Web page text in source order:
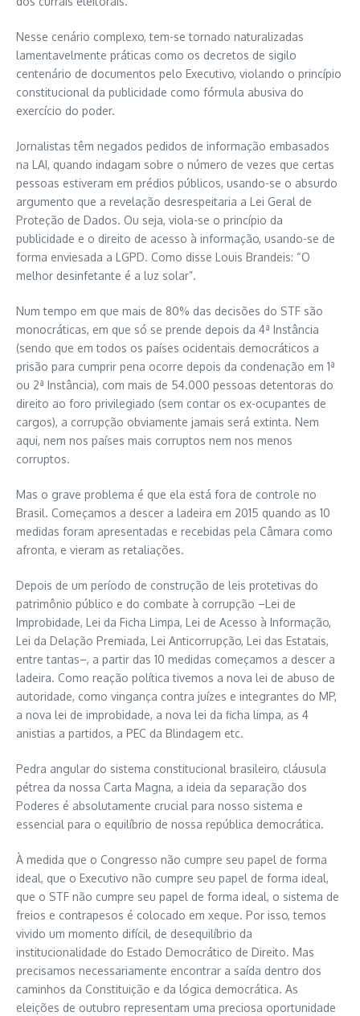
Nesse cenário complexo, tem-se tornado naturalizadas
lamentavelmente práticas como os decretos de sigilo
centenário de documentos pelo Executivo, violando o princípio
constitucional da publicidade como fórmula abusiva do
exercício do poder.
Jornalistas têm negados pedidos de informação embasados
na LAI, quando indagam sobre o número de vezes que certas
pessoas estiveram em prédios públicos, usando-se o absurdo
argumento que a revelação desrespeitaria a Lei Geral de
Proteção de Dados. Ou seja, viola-se o princípio da
publicidade e o direito de acesso à informação, usando-se de
forma enviesada a LGPD. Como disse Louis Brandeis: “O
melhor desinfetante é a luz solar”.
Num tempo em que mais de 80% das decisões do STF são
monocráticas, em que só se prende depois da 4ª Instância
(sendo que em todos os países ocidentais democráticos a
prisão para cumprir pena ocorre depois da condenação em 1ª
ou 2ª Instância), com mais de 54.000 pessoas detentoras do
direito ao foro privilegiado (sem contar os ex-ocupantes de
cargos), a corrupção obviamente jamais será extinta. Nem
aqui, nem nos países mais corruptos nem nos menos
corruptos.
Mas o grave problema é que ela está fora de controle no
Brasil. Começamos a descer a ladeira em 2015 quando as 10
medidas foram apresentadas e recebidas pela Câmara como
afronta, e vieram as retaliações.
Depois de um período de construção de leis protetivas do
patrimônio público e do combate à corrupção –Lei de
Improbidade, Lei da Ficha Limpa, Lei de Acesso à Informação,
Lei da Delação Premiada, Lei Anticorrupção, Lei das Estatais,
entre tantas–, a partir das 10 medidas começamos a descer a
ladeira. Como reação política tivemos a nova lei de abuso de
autoridade, como vingança contra juízes e integrantes do MP,
a nova lei de improbidade, a nova lei da ficha limpa, as 4
anistias a partidos, a PEC da Blindagem etc.
Pedra angular do sistema constitucional brasileiro, cláusula
pétrea da nossa Carta Magna, a ideia da separação dos
Poderes é absolutamente crucial para nosso sistema e
essencial para o equilíbrio de nossa república democrática.
À medida que o Congresso não cumpre seu papel de forma
ideal, que o Executivo não cumpre seu papel de forma ideal,
que o STF não cumpre seu papel de forma ideal, o sistema de
freios e contrapesos é colocado em xeque. Por isso, temos
vivido um momento difícil, de desequilíbrio da
institucionalidade do Estado Democrático de Direito. Mas
precisamos necessariamente encontrar a saída dentro dos
caminhos da Constituição e da lógica democrática. As
eleições de outubro representam uma preciosa oportunidade